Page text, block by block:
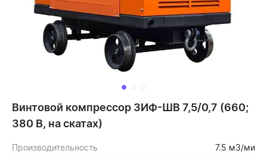
Винтовой компрессор ЗИФ-ШВ 7,5/0,7 (660;
380 В, на скатах)
Производительность 7.5 м3/ми